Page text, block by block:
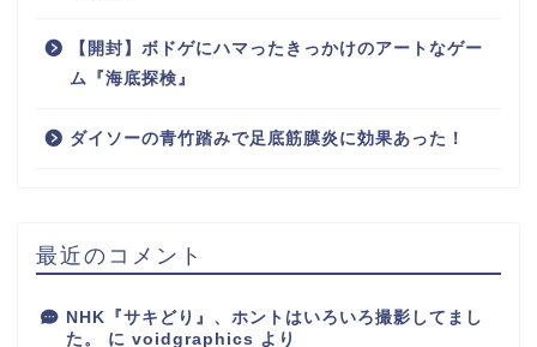
【開封】ボドゲにハマったきっかけのアートなゲー
ム『海底探検』
ダイソーの青竹踏みで足底筋膜炎に効果あった！
最近のコメント
NHK『サキどり』、ホントはいろいろ撮影してまし
た。
に voidgraphics より